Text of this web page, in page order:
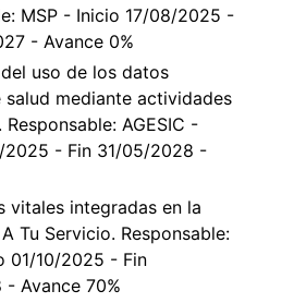
MSP - Inicio 17/08/2025 -
- Avance 0%
uso de los datos
mediante actividades
AGESIC -
2025 - Fin 31/05/2028 -
vitales integradas en la
Tu Servicio. Responsable:
01/10/2025 - Fin
Avance 70%